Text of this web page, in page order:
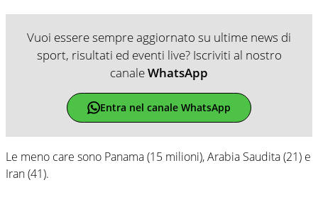
Vuoi essere sempre aggiornato su ultime news di
sport, risultati ed eventi live? Iscriviti al nostro
canaleWhatsApp
Entra nel canale WhatsApp
Le meno care sono Panama (15 milioni), Arabia Saudita (21) e
Iran (41).